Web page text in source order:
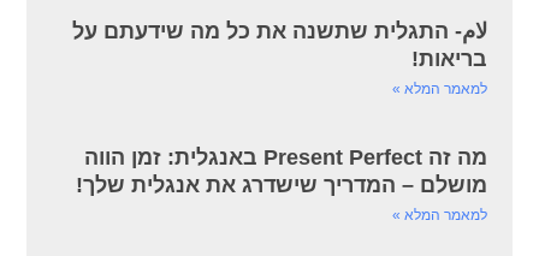
لام- התגלית שתשנה את כל מה שידעתם על
בריאות!
למאמר המלא »
מה זה Present Perfect באנגלית: זמן הווה
מושלם – המדריך שישדרג את אנגלית שלך!
למאמר המלא »